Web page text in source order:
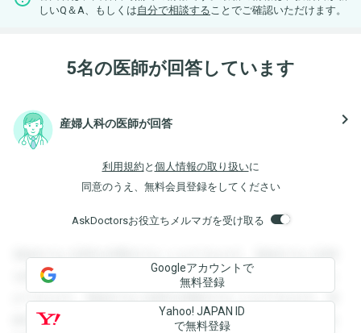
しいQ＆A、もしくは自分で相談する ことでご確認いただけます。
5名の医師が回答しています
産婦人科の医師が回答 navigate_next
利用規約 と 個人情報の取り扱いに
同意のうえ、無料会員登録をしてください
AskDoctorsお役立ちメルマガを受け取る
登録すると回答を閲覧することができます。登録すると回答
を閲覧することができます。登録すると回答を閲覧すること
ができます。登録すると回答を閲覧することができます。登
録すると回答を閲覧することができます。登録すると回答を
Googleアカウントで
無料登録
Yahoo! JAPAN ID
で無料登録